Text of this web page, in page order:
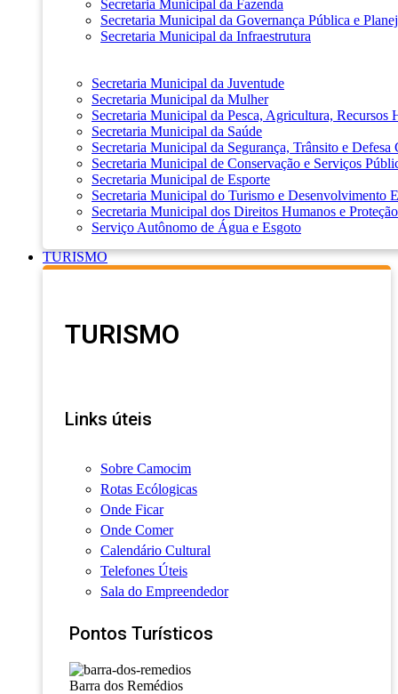
Secretaria Municipal da Fazenda
Secretaria Municipal da Governança Pública e
Secretaria Municipal da Infraestrutura
Secretaria Municipal da Juventude
Secretaria Municipal da Mulher
Secretaria Municipal da Pesca, Agricultura, Recursos
Secretaria Municipal da Saúde
Secretaria Municipal da Segurança, Trânsito e Defesa
Secretaria Municipal de Conservação e Serviços
Secretaria Municipal de Esporte
Secretaria Municipal do Turismo e Desenvolvimento
Secretaria Municipal dos Direitos Humanos e
Serviço Autônomo de Água e Esgoto
TURISMO
TURISMO
Links úteis
Sobre Camocim
Rotas Ecólogicas
Onde Ficar
Onde Comer
Calendário Cultural
Telefones Úteis
Sala do Empreendedor
Pontos Turísticos
Barra dos Remédios